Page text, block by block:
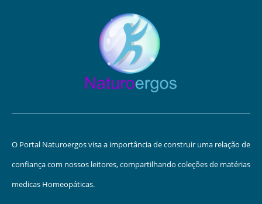
O Portal Naturoergos visa a importância de construir uma relação de
confiança com nossos leitores, compartilhando coleções de matérias
medicas Homeopáticas.